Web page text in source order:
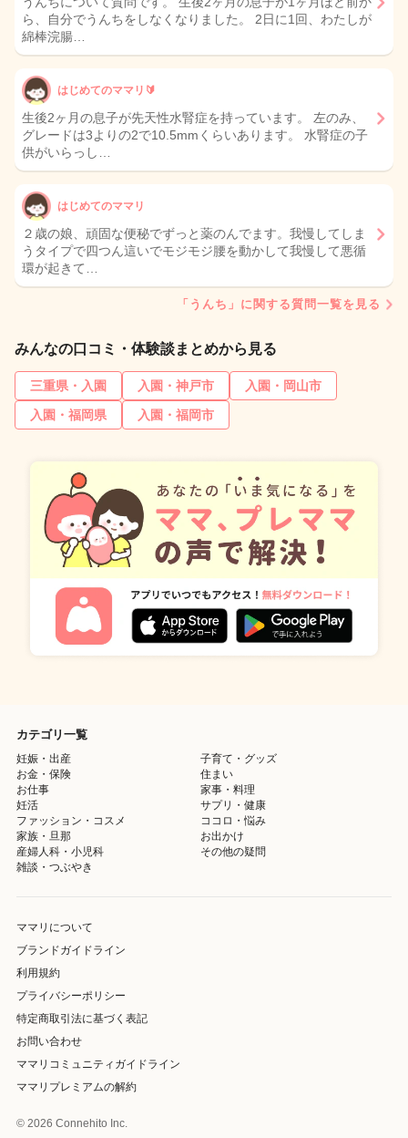
ら、自分でうんちをしなくなりました。 2日に1回、わたしが
綿棒浣腸…
はじめてのママリ🔰
生後2ヶ月の息子が先天性水腎症を持っています。 左のみ、
グレードは3よりの2で10.5mmくらいあります。 水腎症の子
供がいらっし…
はじめてのママリ
２歳の娘、頑固な便秘でずっと薬のんでます。我慢してしま
うタイプで四つん這いでモジモジ腰を動かして我慢して悪循
環が起きて…
「うんち」に関する質問一覧を見る
みんなの口コミ・体験談まとめから見る
三重県・入園 入園・神戸市
入園・岡山市
入園・福岡県
入園・福岡市
カテゴリ一覧
妊娠・出産
子育て・グッズ
お金・保険
住まい
お仕事
家事・料理
妊活
サプリ・健康
ファッション・コスメ
ココロ・悩み
家族・旦那
お出かけ
産婦人科・小児科
その他の疑問
雑談・つぶやき
ママリについて
ブランドガイドライン
利用規約
プライバシーポリシー
特定商取引法に基づく表記
お問い合わせ
ママリコミュニティガイドライン
ママリプレミアムの解約
© 2026 Connehito Inc.